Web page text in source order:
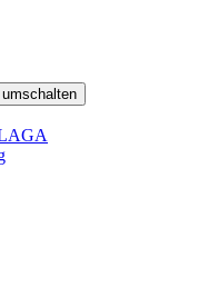
umschalten